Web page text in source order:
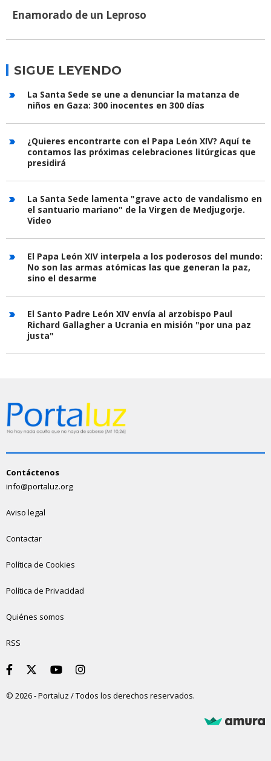
Enamorado de un Leproso
SIGUE LEYENDO
La Santa Sede se une a denunciar la matanza de
niños en Gaza: 300 inocentes en 300 días
¿Quieres encontrarte con el Papa León XIV? Aquí te
contamos las próximas celebraciones litúrgicas que
presidirá
La Santa Sede lamenta "grave acto de vandalismo en
el santuario mariano" de la Virgen de Medjugorje.
Video
El Papa León XIV interpela a los poderosos del mundo:
No son las armas atómicas las que generan la paz,
sino el desarme
El Santo Padre León XIV envía al arzobispo Paul
Richard Gallagher a Ucrania en misión "por una paz
justa"
Contáctenos
info@portaluz.org
Aviso legal
Contactar
Política de Cookies
Política de Privacidad
Quiénes somos
RSS
© 2026 - Portaluz / Todos los derechos reservados.